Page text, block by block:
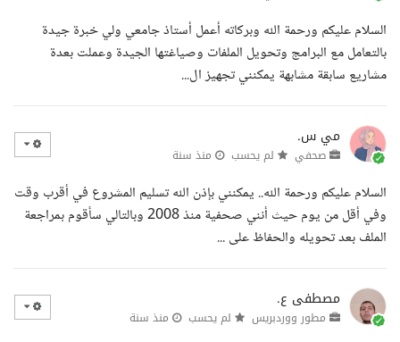
السلام عليكم ورحمة الله وبركاته أعمل أستاذ جامعي ولي خبرة جيدة
بالتعامل مع البرامج وتحويل الملفات وصياغتها الجيدة وعملت بعدة
مشاريع سابقة مشابهة يمكنني تجهيز ال...
مي س.
صحفي لم يحسب منذ سنة
السلام عليكم ورحمة الله.. يمكنني بإذن الله تسليم المشروع في أقرب وقت
وفي أقل من يوم حيث أنني صحفية منذ 2008 وبالتالي سأقوم بمراجعة
الملف بعد تحويله والحفاظ على ...
مصطفى ع.
مطور ووردبريس لم يحسب منذ سنة